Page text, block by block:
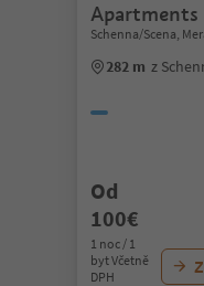
Apartments
Schenna/Scena,
282 m z
Od
100€
1 noc / 1
byt Včetně
DPH